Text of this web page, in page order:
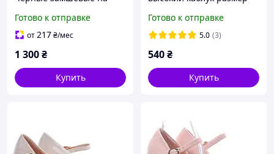
размер
Готово к отправке
от217₴/мес
1 300₴
Купить
Готово к отправке
5.0 (3)
540₴
Купить